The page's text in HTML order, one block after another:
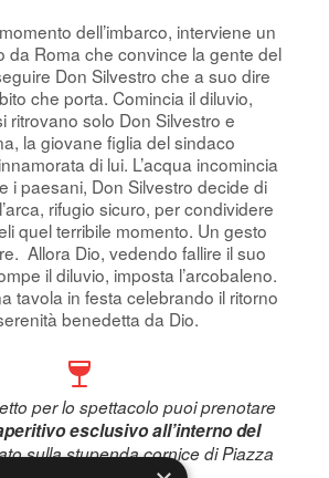
dell’imbarco, interviene un
da Roma che convince la gente del
Don Silvestro che a suo dire
che porta. Comincia il diluvio,
ritrovano solo Don Silvestro e
la giovane figlia del sindaco
di lui. L’acqua incomincia
i paesani, Don Silvestro decide di
rifugio sicuro, per condividere
quel terribile momento. Un gesto
Allora Dio, vedendo fallire il suo
il diluvio, imposta l’arcobaleno.
tavola in festa celebrando il ritorno
benedetta da Dio.
per lo spettacolo puoi prenotare
esclusivo all’interno del
sulla stupenda cornice di Piazza